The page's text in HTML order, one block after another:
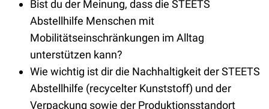
Bist du der Meinung, dass die STEETS
Abstellhilfe Menschen mit
Mobilitätseinschränkungen im Alltag
unterstützen kann?
Wie wichtig ist dir die Nachhaltigkeit der STEETS
Abstellhilfe (recycelter Kunststoff) und der
Verpackung sowie der Produktionsstandort